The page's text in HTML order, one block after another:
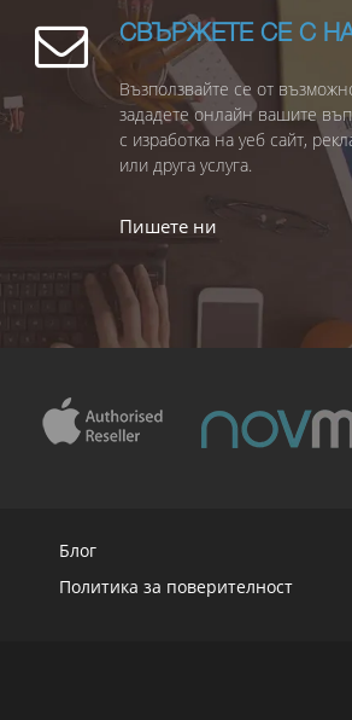
СВЪРЖЕТЕ СЕ С
Възползвайте се от
зададете онлайн вашите
с изработка на уеб сайт,
или друга услуга.
Пишете ни
Блог
Политика за поверителност